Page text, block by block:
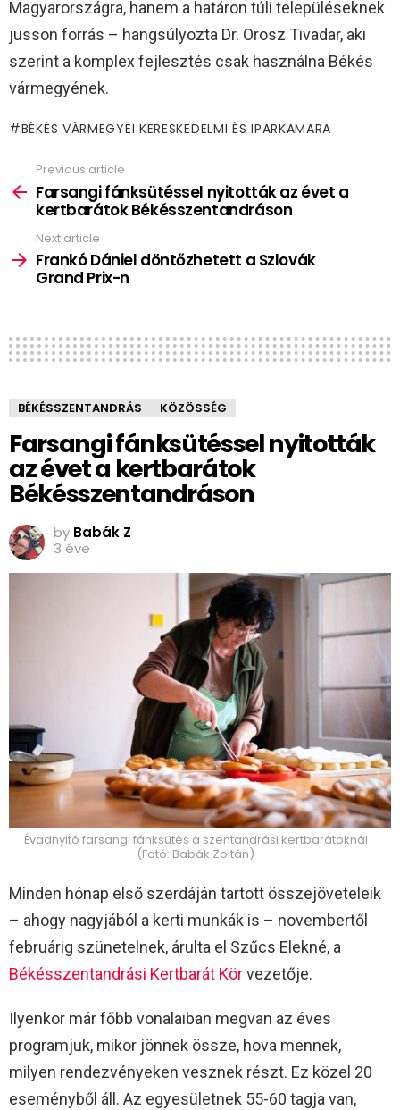
Magyarországra, hanem a határon túli településeknek
jusson forrás – hangsúlyozta Dr. Orosz Tivadar, aki
szerint a komplex fejlesztés csak használna Békés
vármegyének.
BÉKÉS VÁRMEGYEI KERESKEDELMI ÉS IPARKAMARA
more
Previous article
Farsangi fánksütéssel nyitották az évet a
kertbarátok Békésszentandráson
Next article
Frankó Dániel döntőzhetett a Szlovák
Grand Prix-n
BÉKÉSSZENTANDRÁS KÖZÖSSÉG
Farsangi fánksütéssel nyitották
az évet a kertbarátok
Békésszentandráson
by Babák Z
3 éve
Évadnyitó farsangi fánksütés a szentandrási kertbarátoknál
(Fotó: Babák Zoltán)
Minden hónap első szerdáján tartott összejöveteleik
– ahogy nagyjából a kerti munkák is – novembertől
februárig szünetelnek, árulta el Szűcs Elekné, a
Békésszentandrási Kertbarát Körvezetője.
Ilyenkor már főbb vonalaiban megvan az éves
programjuk, mikor jönnek össze, hova mennek,
milyen rendezvényeken vesznek részt. Ez közel 20
eseményből áll. Az egyesületnek 55-60 tagja van,